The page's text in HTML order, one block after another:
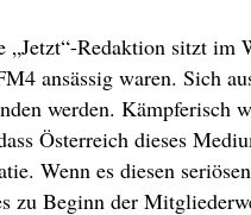
Redaktion sitzt im
ansässig waren. Sich
werden. Kämpferisch
Österreich dieses
Wenn es diesen
zu Beginn der